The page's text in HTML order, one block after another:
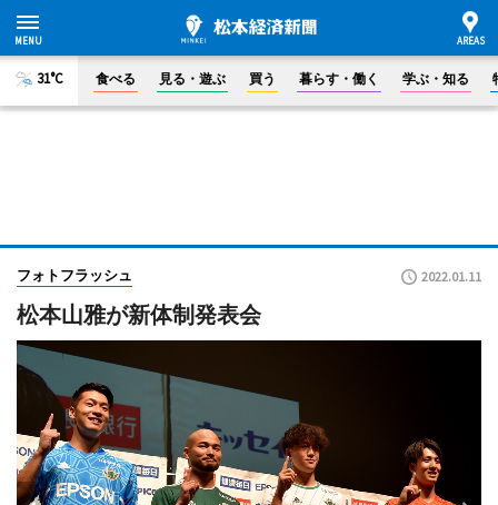
31°C 食べる 見る・遊ぶ 買う 暮らす・働く 学ぶ・知る
フォトフラッシュ 2022.01.11
松本山雅が新体制発表会